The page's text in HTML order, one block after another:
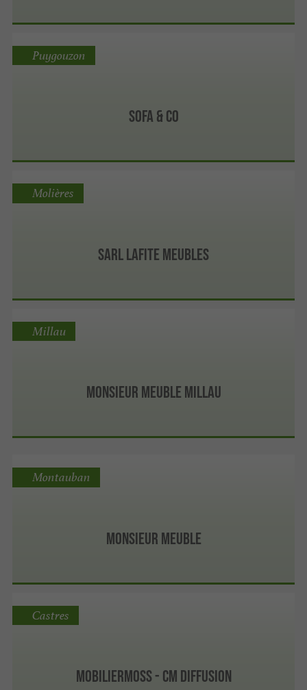
Sofa & Co
Puygouzon
Sarl Lafite Meubles
Molières
Monsieur Meuble Millau
Millau
Monsieur Meuble
Montauban
MobilierMoss - CM Diffusion
Castres